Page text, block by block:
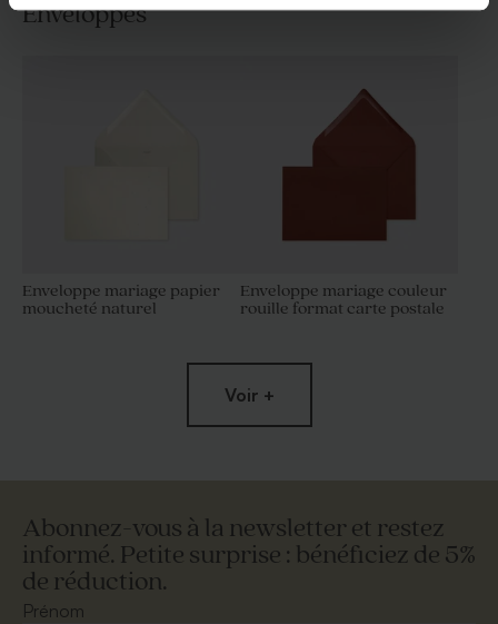
Enveloppes
Enveloppe mariage papier
moucheté naturel
Enveloppe mariage couleur
rouille format carte postale
Enveloppe mariage dorée
petit format
Voir +
Abonnez-vous à la newsletter et restez
informé. Petite surprise : bénéficiez de 5%
de réduction.
Prénom